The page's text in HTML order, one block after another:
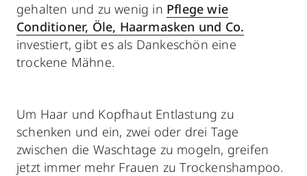
gehalten und zu wenig in Pflege wie
Conditioner, Öle, Haarmasken und Co.
investiert, gibt es als Dankeschön eine
trockene Mähne.
Um Haar und Kopfhaut Entlastung zu
schenken und ein, zwei oder drei Tage
zwischen die Waschtage zu mogeln, greifen
jetzt immer mehr Frauen zu Trockenshampoo.